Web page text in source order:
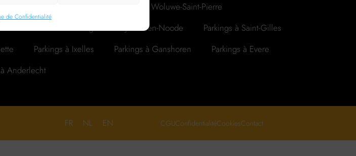
de Confidentialité
Parkings à Woluwe-Saint-Pierre
Schaerbeek Parkings à Saint-Josse-ten-Noode
Parkings à Saint-Gilles
Parkings à Ixelles Parkings à Ganshoren
Parkings à Evere
Anderlecht
FR NL EN CGUConfidentialitéCookiesContact